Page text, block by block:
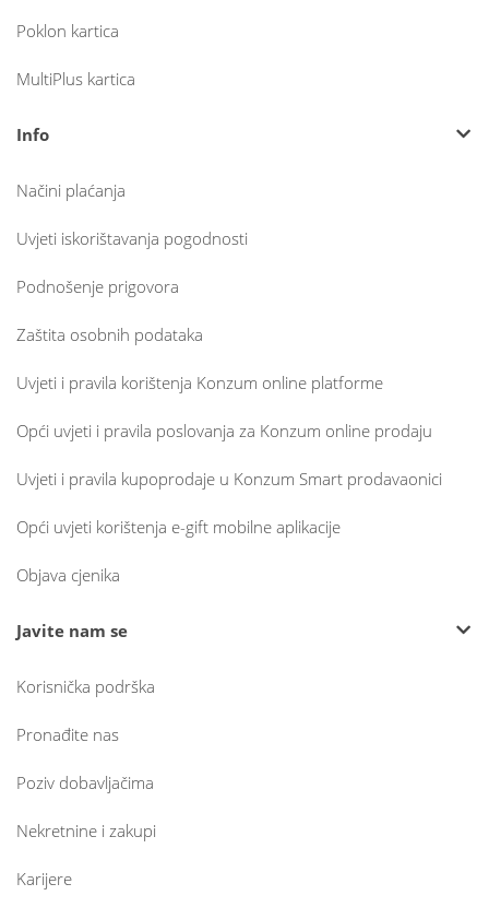
Poklon kartica
MultiPlus kartica
Info
Načini plaćanja
Uvjeti iskorištavanja pogodnosti
Podnošenje prigovora
Zaštita osobnih podataka
Uvjeti i pravila korištenja Konzum online platforme
Opći uvjeti i pravila poslovanja za Konzum online prodaju
Uvjeti i pravila kupoprodaje u Konzum Smart prodavaonici
Opći uvjeti korištenja e-gift mobilne aplikacije
Objava cjenika
Javite nam se
Korisnička podrška
Pronađite nas
Poziv dobavljačima
Nekretnine i zakupi
Karijere